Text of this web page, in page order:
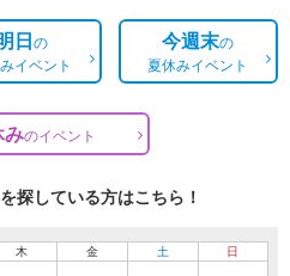
日の
イベント
今週末の
夏休みイベント
みのイベント
探している方はこちら！
木 金 土 日